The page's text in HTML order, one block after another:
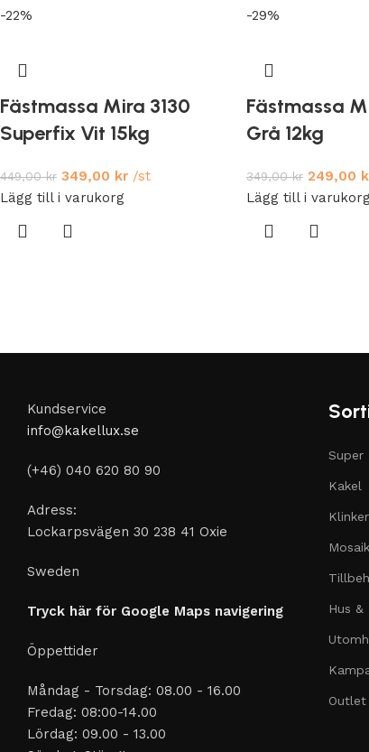
-22%
Fästmassa Mira 3130
Superfix Vit 15kg
449,00kr 349,00 kr /st
Lägg till i varukorg
-29%
Fästmassa
Grå 12kg
349,00kr 249,00
Lägg till i
Kundservice
info@kakellux.se
(+46) 040 620 80 90
Adress:
Lockarpsvägen 30 238 41 Oxie
Sweden
Tryck här för Google Maps navigering
Öppettider
Måndag - Torsdag: 08.00 - 16.00
Fredag: 08:00-14.00
Lördag: 09.00 - 13.00
Super
Kakel
Klinker
Mosaik
Hus &
Outlet